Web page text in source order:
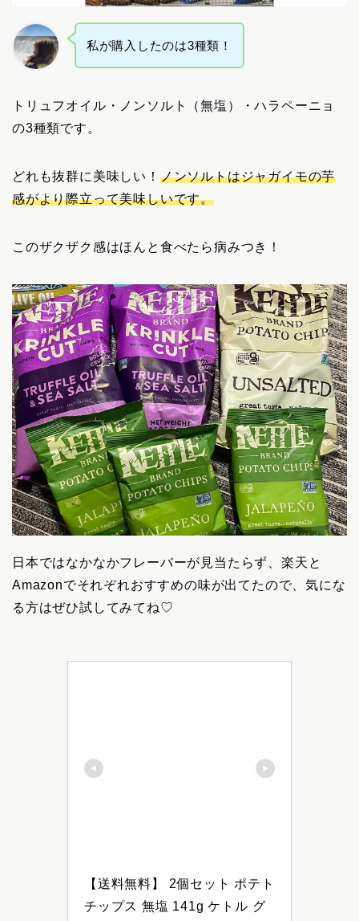
私が購入したのは3種類！
トリュフオイル・ノンソルト（無塩）・ハラペーニョ
の3種類です。
どれも抜群に美味しい！ ノンソルトはジャガイモの芋
感がより際立って美味しいです。
このザクザク感はほんと食べたら病みつき！
日本ではなかなかフレーバーが見当たらず、楽天と
Amazonでそれぞれおすすめの味が出てたので、気にな
る方はぜひ試してみてね♡
【送料無料】 2個セット ポテト
チップス 無塩 141g ケトル グ